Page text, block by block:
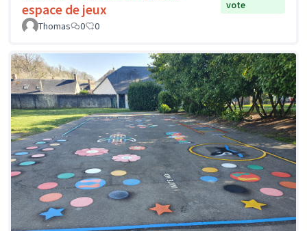
espace de jeux
vote
Thomas
0 0